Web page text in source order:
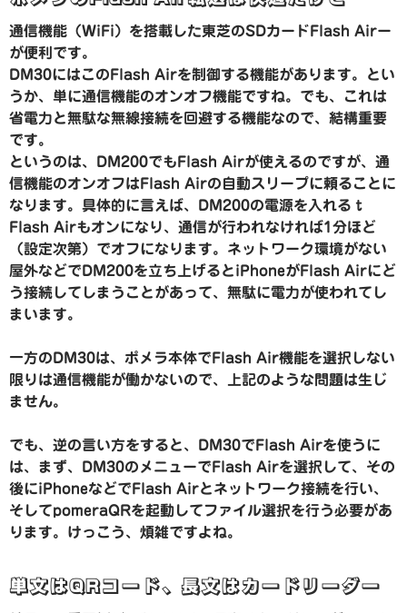
通信機能（WiFi）を搭載した東芝のSDカードFlash Airー
が便利です。
DM30にはこのFlash Airを制御する機能があります。とい
うか、単に通信機能のオンオフ機能ですね。でも、これは
省電力と無駄な無線接続を回避する機能なので、結構重要
です。
というのは、DM200でもFlash Airが使えるのですが、通
信機能のオンオフはFlash Airの自動スリープに頼ることに
なります。具体的に言えば、DM200の電源を入れるｔ
Flash Airもオンになり、通信が行われなければ1分ほど
（設定次第）でオフになります。ネットワーク環境がない
屋外などでDM200を立ち上げるとiPhoneがFlash Airにど
う接続してしまうことがあって、無駄に電力が使われてし
まいます。
一方のDM30は、ポメラ本体でFlash Air機能を選択しない
限りは通信機能が働かないので、上記のような問題は生じ
ません。
でも、逆の言い方をすると、DM30でFlash Airを使うに
は、まず、DM30のメニューでFlash Airを選択して、その
後にiPhoneなどでFlash Airとネットワーク接続を行い、
そしてpomeraQRを起動してファイル選択を行う必要があ
ります。けっこう、煩雑ですよね。
単文はQRコード、長文はカードリーダー